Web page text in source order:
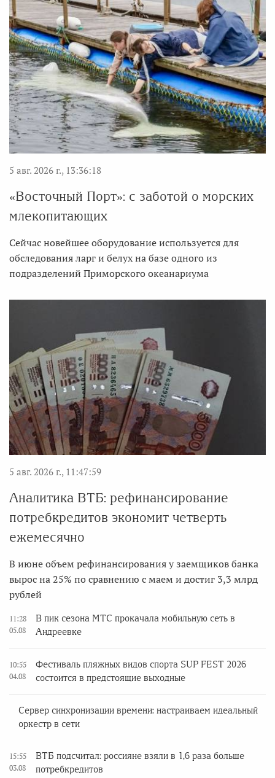
5 авг. 2026 г., 13:36:18
«Восточный Порт»: с заботой о морских
млекопитающих
Сейчас новейшее оборудование используется для
обследования ларг и белух на базе одного из
подразделений Приморского океанариума
5 авг. 2026 г., 11:47:59
Аналитика ВТБ: рефинансирование
потребкредитов экономит четверть
ежемесячно
В июне объем рефинансирования у заемщиков банка
вырос на 25% по сравнению с маем и достиг 3,3 млрд
рублей
11:28
05.08
В пик сезона МТС прокачала мобильную сеть в
Андреевке
10:55
04.08
Фестиваль пляжных видов спорта SUP FEST 2026
состоится в предстоящие выходные
Сервер синхронизации времени: настраиваем идеальный
оркестр в сети
15:55
03.08
ВТБ подсчитал: россияне взяли в 1,6 раза больше
потребкредитов